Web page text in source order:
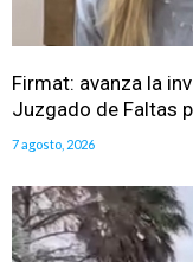
Firmat: avanza la
Juzgado de Faltas
7 agosto, 2026